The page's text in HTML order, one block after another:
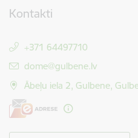
Kontakti
+371 64497710
E-pasts:
dome@gulbene.lv
Ābeļu iela 2, Gulbene,